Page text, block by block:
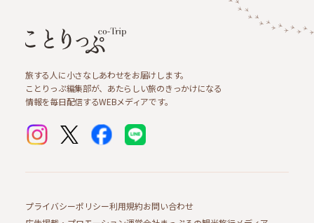
旅する人に小さなしあわせをお届けします。
ことりっぷ編集部が、あたらしい旅のきっかけになる
情報を毎日配信するWEBメディアです。
プライバシーポリシー利用規約お問い合わせ